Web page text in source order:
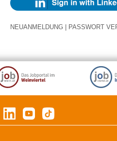
NEUANMELDUNG PASSWORT